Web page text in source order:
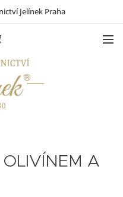
Jelínek Praha
A